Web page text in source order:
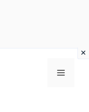
MENU